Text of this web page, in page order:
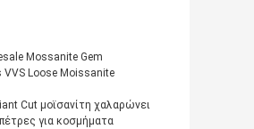
Mossanite Gem
Loose Moissanite
Cut μοϊσανίτη χαλαρώνει
για κοσμήματα